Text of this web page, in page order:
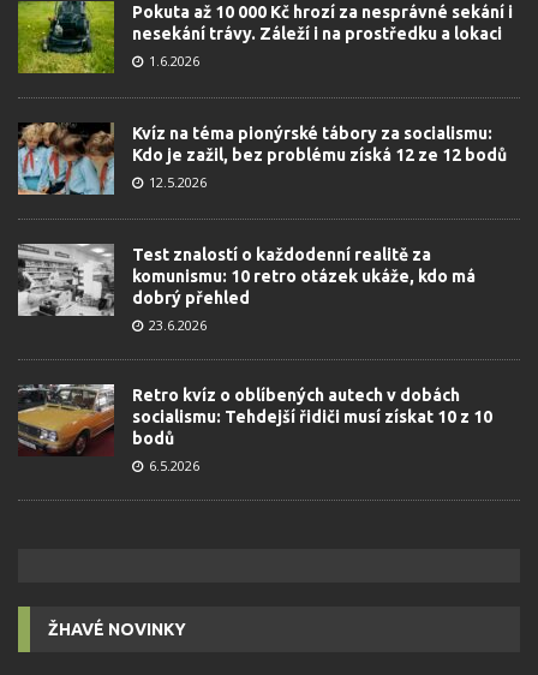
Pokuta až 10 000 Kč hrozí za nesprávné sekání i
nesekání trávy. Záleží i na prostředku a lokaci
1.6.2026
Kvíz na téma pionýrské tábory za socialismu:
Kdo je zažil, bez problému získá 12 ze 12 bodů
12.5.2026
Test znalostí o každodenní realitě za
komunismu: 10 retro otázek ukáže, kdo má
dobrý přehled
23.6.2026
Retro kvíz o oblíbených autech v dobách
socialismu: Tehdejší řidiči musí získat 10 z 10
bodů
6.5.2026
ŽHAVÉ NOVINKY